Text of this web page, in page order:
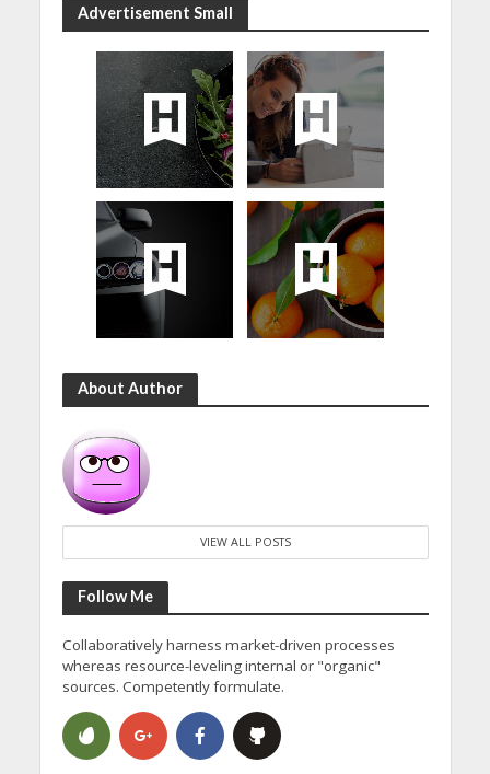
Advertisement Small
About Author
VIEW ALL POSTS
Follow Me
Collaboratively harness market-driven processes
whereas resource-leveling internal or "organic"
sources. Competently formulate.